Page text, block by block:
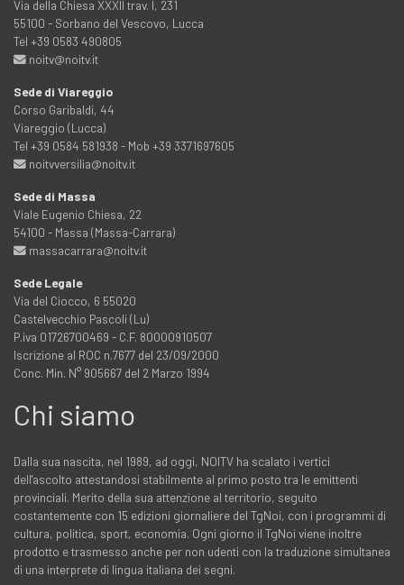
Via della Chiesa XXXII trav. I, 231
55100 - Sorbano del Vescovo, Lucca
Tel +39 0583 490805
noitv@noitv.it
Sede di Viareggio
Corso Garibaldi, 44
Viareggio (Lucca)
Tel +39 0584 581938 - Mob +39 3371697605
noitvversilia@noitv.it
Sede di Massa
Viale Eugenio Chiesa, 22
54100 - Massa (Massa-Carrara)
massacarrara@noitv.it
Sede Legale
Via del Ciocco, 6 55020
Castelvecchio Pascoli (Lu)
P.iva 01726700469 - C.F. 80000910507
Iscrizione al ROC n.7677 del 23/09/2000
Conc. Min. N° 905667 del 2 Marzo 1994
Chi siamo
Dalla sua nascita, nel 1989, ad oggi, NOITV ha scalato i vertici
dell'ascolto attestandosi stabilmente al primo posto tra le emittenti
provinciali. Merito della sua attenzione al territorio, seguito
costantemente con 15 edizioni giornaliere del TgNoi, con i programmi di
cultura, politica, sport, economia. Ogni giorno il TgNoi viene inoltre
prodotto e trasmesso anche per non udenti con la traduzione simultanea
di una interprete di lingua italiana dei segni.